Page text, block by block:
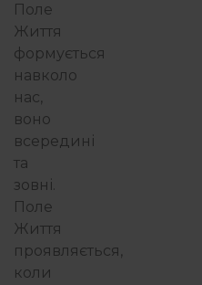
Поле
Життя
формується
навколо
нас,
воно
всередині
та
зовні.
Поле
Життя
проявляється,
коли